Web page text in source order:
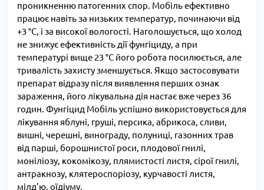
проникненню патогенних спор. Мобіль ефективно
працює навіть за низьких температур, починаючи від
+3 °С, і за високої вологості. Наголошується, що холод
не знижує ефективність дії фунгіциду, а при
температурі вище 23 °С його робота посилюється, але
тривалість захисту зменшується. Якщо застосовувати
препарат відразу після виявлення перших ознак
зараження, його лікувальна дія настає вже через 36
годин. Фунгіцид Мобіль успішно використовується для
лікування яблуні, груші, персика, абрикоса, сливи,
вишні, черешні, винограду, полуниці, газонних трав
від парші, борошнистої роси, плодової гнилі,
моніліозу, кокомікозу, плямистості листя, сірої гнилі,
антракнозу, клятероспоріозу, курчавості листя,
мілд'ю, оїдіуму.